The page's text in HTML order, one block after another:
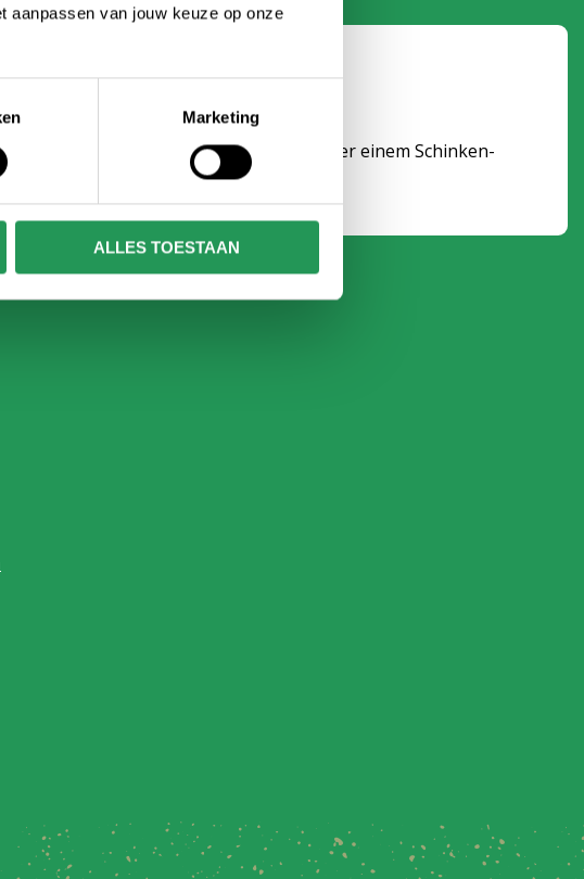
aanpassen van jouw keuze op onze
Marketing
ALLES TOESTAAN
Sandwich mit einem Getränk
Person
Ihre Kinderparty mit einem Käsebrot oder einem Schinken-
einem Getränk